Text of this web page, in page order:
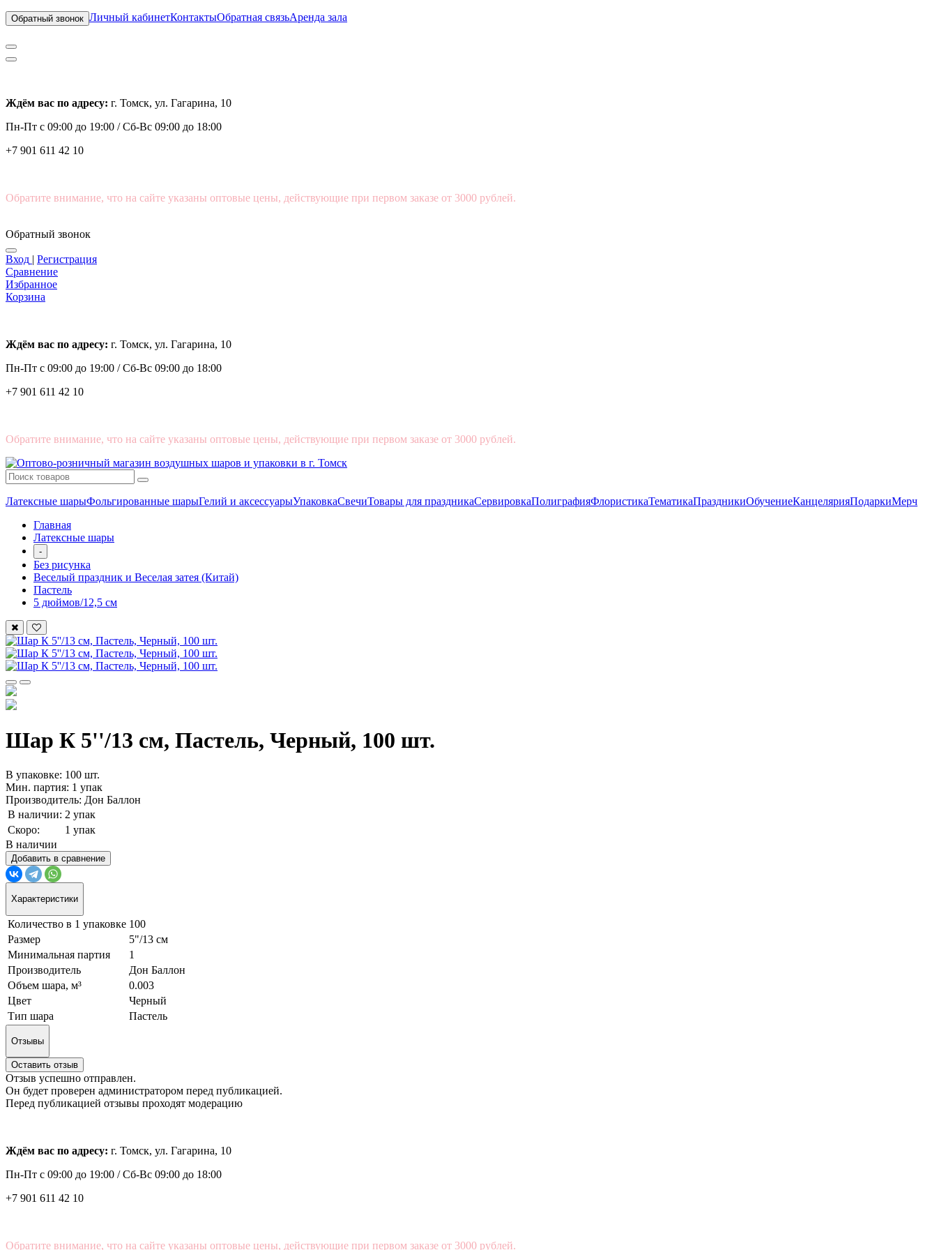
Обратный звонок Личный кабинетКонтактыОбратная связьАренда зала
Ждём вас по адресу: г. Томск, ул. Гагарина, 10
Пн-Пт с 09:00 до 19:00 /Сб-Вс 09:00 до 18:00
+7 901 611 42 10
Обратите внимание, что на сайте указаны оптовые цены, действующие при первом заказе от 3000 рублей.
Обратный звонок
Вход | Регистрация
Сравнение
Избранное
Корзина
Ждём вас по адресу: г. Томск, ул. Гагарина, 10
Пн-Пт с 09:00 до 19:00 /Сб-Вс 09:00 до 18:00
+7 901 611 42 10
Обратите внимание, что на сайте указаны оптовые цены, действующие при первом заказе от 3000 рублей.
Латексные шарыФольгированные шарыГелий и аксессуарыУпаковкаСвечиТовары для праздникаСервировкаПолиграфияФлористикаТематикаПраздникиОбучениеКанцелярияПодаркиМерч
Главная
Латексные шары
-
Без рисунка
Веселый праздник и Веселая затея (Китай)
Пастель
5 дюймов/12,5 см
Шар К 5''/13 см, Пастель, Черный, 100 шт.
В упаковке: 100 шт.
Мин. партия: 1 упак
Производитель: Дон Баллон
В наличии: 2 упак
Скоро:
1 упак
В наличии
Добавить в сравнение
Характеристики
Количество в 1 упаковке 100
Размер
5"/13 см
Минимальная партия
1
Производитель
Дон Баллон
Объем шара, м³
0.003
Цвет
Черный
Тип шара
Пастель
Отзывы
Оставить отзыв
Отзыв успешно отправлен.
Он будет проверен администратором перед публикацией.
Перед публикацией отзывы проходят модерацию
Ждём вас по адресу: г. Томск, ул. Гагарина, 10
Пн-Пт с 09:00 до 19:00 /Сб-Вс 09:00 до 18:00
+7 901 611 42 10
Обратите внимание, что на сайте указаны оптовые цены, действующие при первом заказе от 3000 рублей.